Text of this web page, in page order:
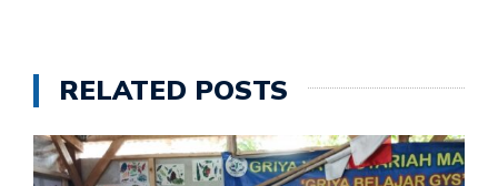
RELATED POSTS